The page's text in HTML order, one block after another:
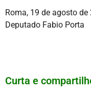
Roma, 19 de agosto
Deputado Fabio Porta
Curta e